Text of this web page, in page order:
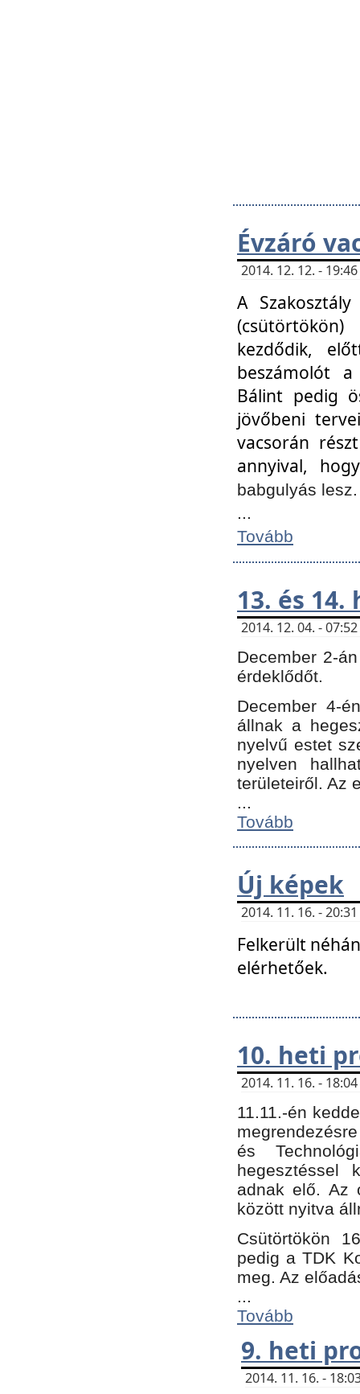
Évzáró
2014. 12. 12. -
A
kezdődik,
beszámolót
Bálint pedig
jövőbeni
vacsorán
annyival,
babgulyás
...
Tovább
13. és
2014. 12. 04. -
December 2-
érdeklődőt.
December 4-
állnak a
nyelvű estet
nyelven
területeiről. Az
...
Tovább
Új képek
2014. 11. 16. -
Felkerült
elérhetőek.
10. heti
2014. 11. 16. -
11.11.-én
és
hegesztéssel
adnak elő. Az
között nyitva
Csütörtökön
pedig a TDK
meg. Az
...
Tovább
9. heti
2014. 11. 16. -